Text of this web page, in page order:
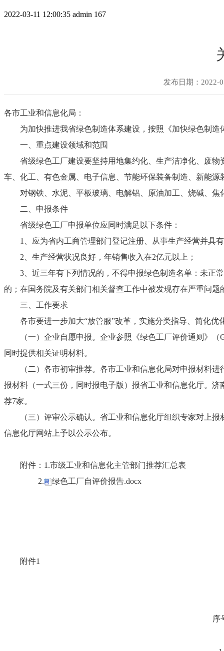
2022-03-11 12:00:35 admin 167
发布日期：2022-
各市工业和信息化局：
为加快推进我省绿色制造体系建设，按照《加快绿色制
一、重点建设领域和范围
省级绿色工厂建设要坚持用地集约化、生产洁净化、废
车、化工、有色金属、电子信息、节能环保装备制造、新能
对钢铁、水泥、平板玻璃、电解铝、原油加工、烧碱、
二、申报条件
省级绿色工厂申报单位应同时满足以下条件：
1、应为省内工商管理部门登记注册、从事生产经营并具
2、生产经营状况良好，年销售收入在2亿元以上；
3、近三年有下列情况的，不得申报绿色制造名单：未正
的；在国务院及有关部门相关督查工作中被发现存在严重问
三、工作要求
各市要进一步加大“放管服”改革，实施分类指导、简化优
（一）企业自愿申报。企业参照《绿色工厂评价通则》
同时提供相关证明材料。
（二）各市初审推荐。各市工业和信息化局对申报材料
报材料（一式三份，同时报电子版）报省工业和信息化厅。
荐7家。
（三）评审公示确认。省工业和信息化厅组织专家对上
信息化厅网站上予以公示公布。
附件：1.市级工业和信息化主管部门推荐汇总表
2.
绿色工厂自评价报告.docx
附件1
序